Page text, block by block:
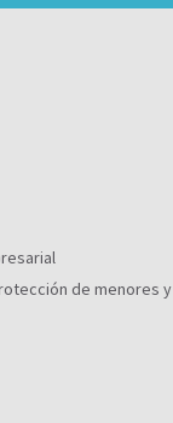
de menores y